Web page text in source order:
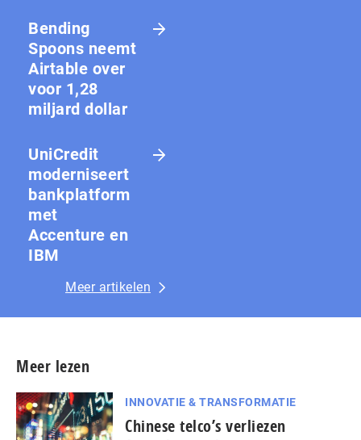
Bending
Spoons neemt
Airtable over
voor 1,28
miljard dollar
UniCredit
moderniseert
bankplatform
met
Accenture en
IBM
Meer artikelen
Meer lezen
INNOVATIE & TRANSFORMATIE
Chinese telco’s verliezen